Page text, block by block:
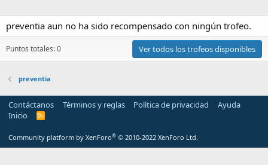
preventia aun no ha sido recompensado con ningún trofeo.
Puntos totales: 0 Ver todos los trofeos disponibles
preventia
Contáctanos Términos y reglas Política de privacidad
Ayuda
Inicio
R
S
Community platform by XenForo® © 2010-2022 XenForo Ltd.